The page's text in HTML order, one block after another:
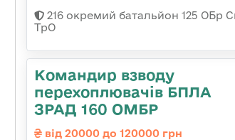
216 окремий батальйон 125 ОБр
ТрО
Командир взводу
перехоплювачів БПЛА
ЗРАД 160 ОМБР
від 20000 до 120000 грн